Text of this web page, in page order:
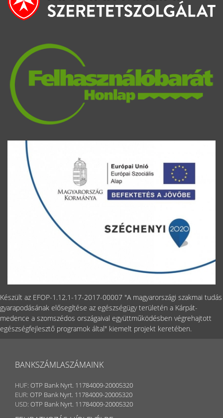
Készült az EFOP-1.12.1-17-2017-00007 "A magyarországi szakmai tudás
gyarapodásának elősegítése az egészségügy területén a Kárpát-
medence a szomszédos országaival együttműködésben végrehajtott
egészségfejlesztő programok által" kiemelt projekt keretében.
BANKSZÁMLASZÁMAINK
HUF: OTP Bank Nyrt. 11784009-20005320
EUR: OTP Bank Nyrt. 11784009-20005320
USD: OTP Bank Nyrt. 11784009-20005320